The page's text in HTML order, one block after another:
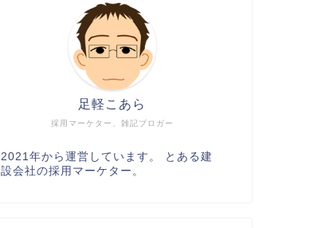
採用マーケター、雑記ブロガー
足軽こあら
2021年から運営しています。 とある建
設会社の採用マーケター。